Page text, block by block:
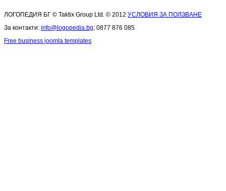
ЛОГОПЕДИЯ БГ © Taktix Group Ltd. © 2012 УСЛОВИЯ ЗА ПОЛЗВАНЕ
За контакти: info@logopedia.bg; 0877 876 085
Free business joomla templates